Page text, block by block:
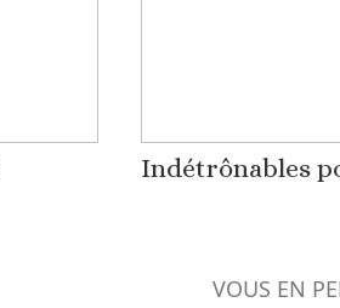
Indétrônables
VOUS EN